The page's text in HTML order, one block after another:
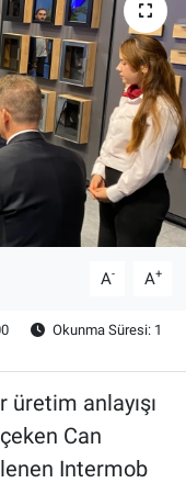
A- A+
Okunma Süresi: 1
anlayışı
Can
Intermob